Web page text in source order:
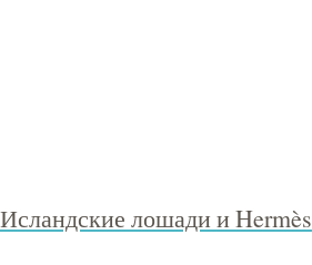
Исландские лошади и Hermès